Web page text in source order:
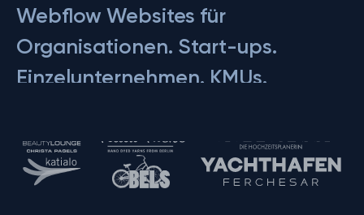
Webflow Websites für
Organisationen. Start-ups.
Einzelunternehmen. KMUs.
Business.